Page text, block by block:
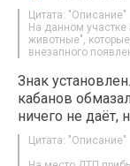
Цитата: "Описание"
На данном участке
животные",
внезапного
Знак
кабанов
ничего не даёт,
Цитата: "Описание"